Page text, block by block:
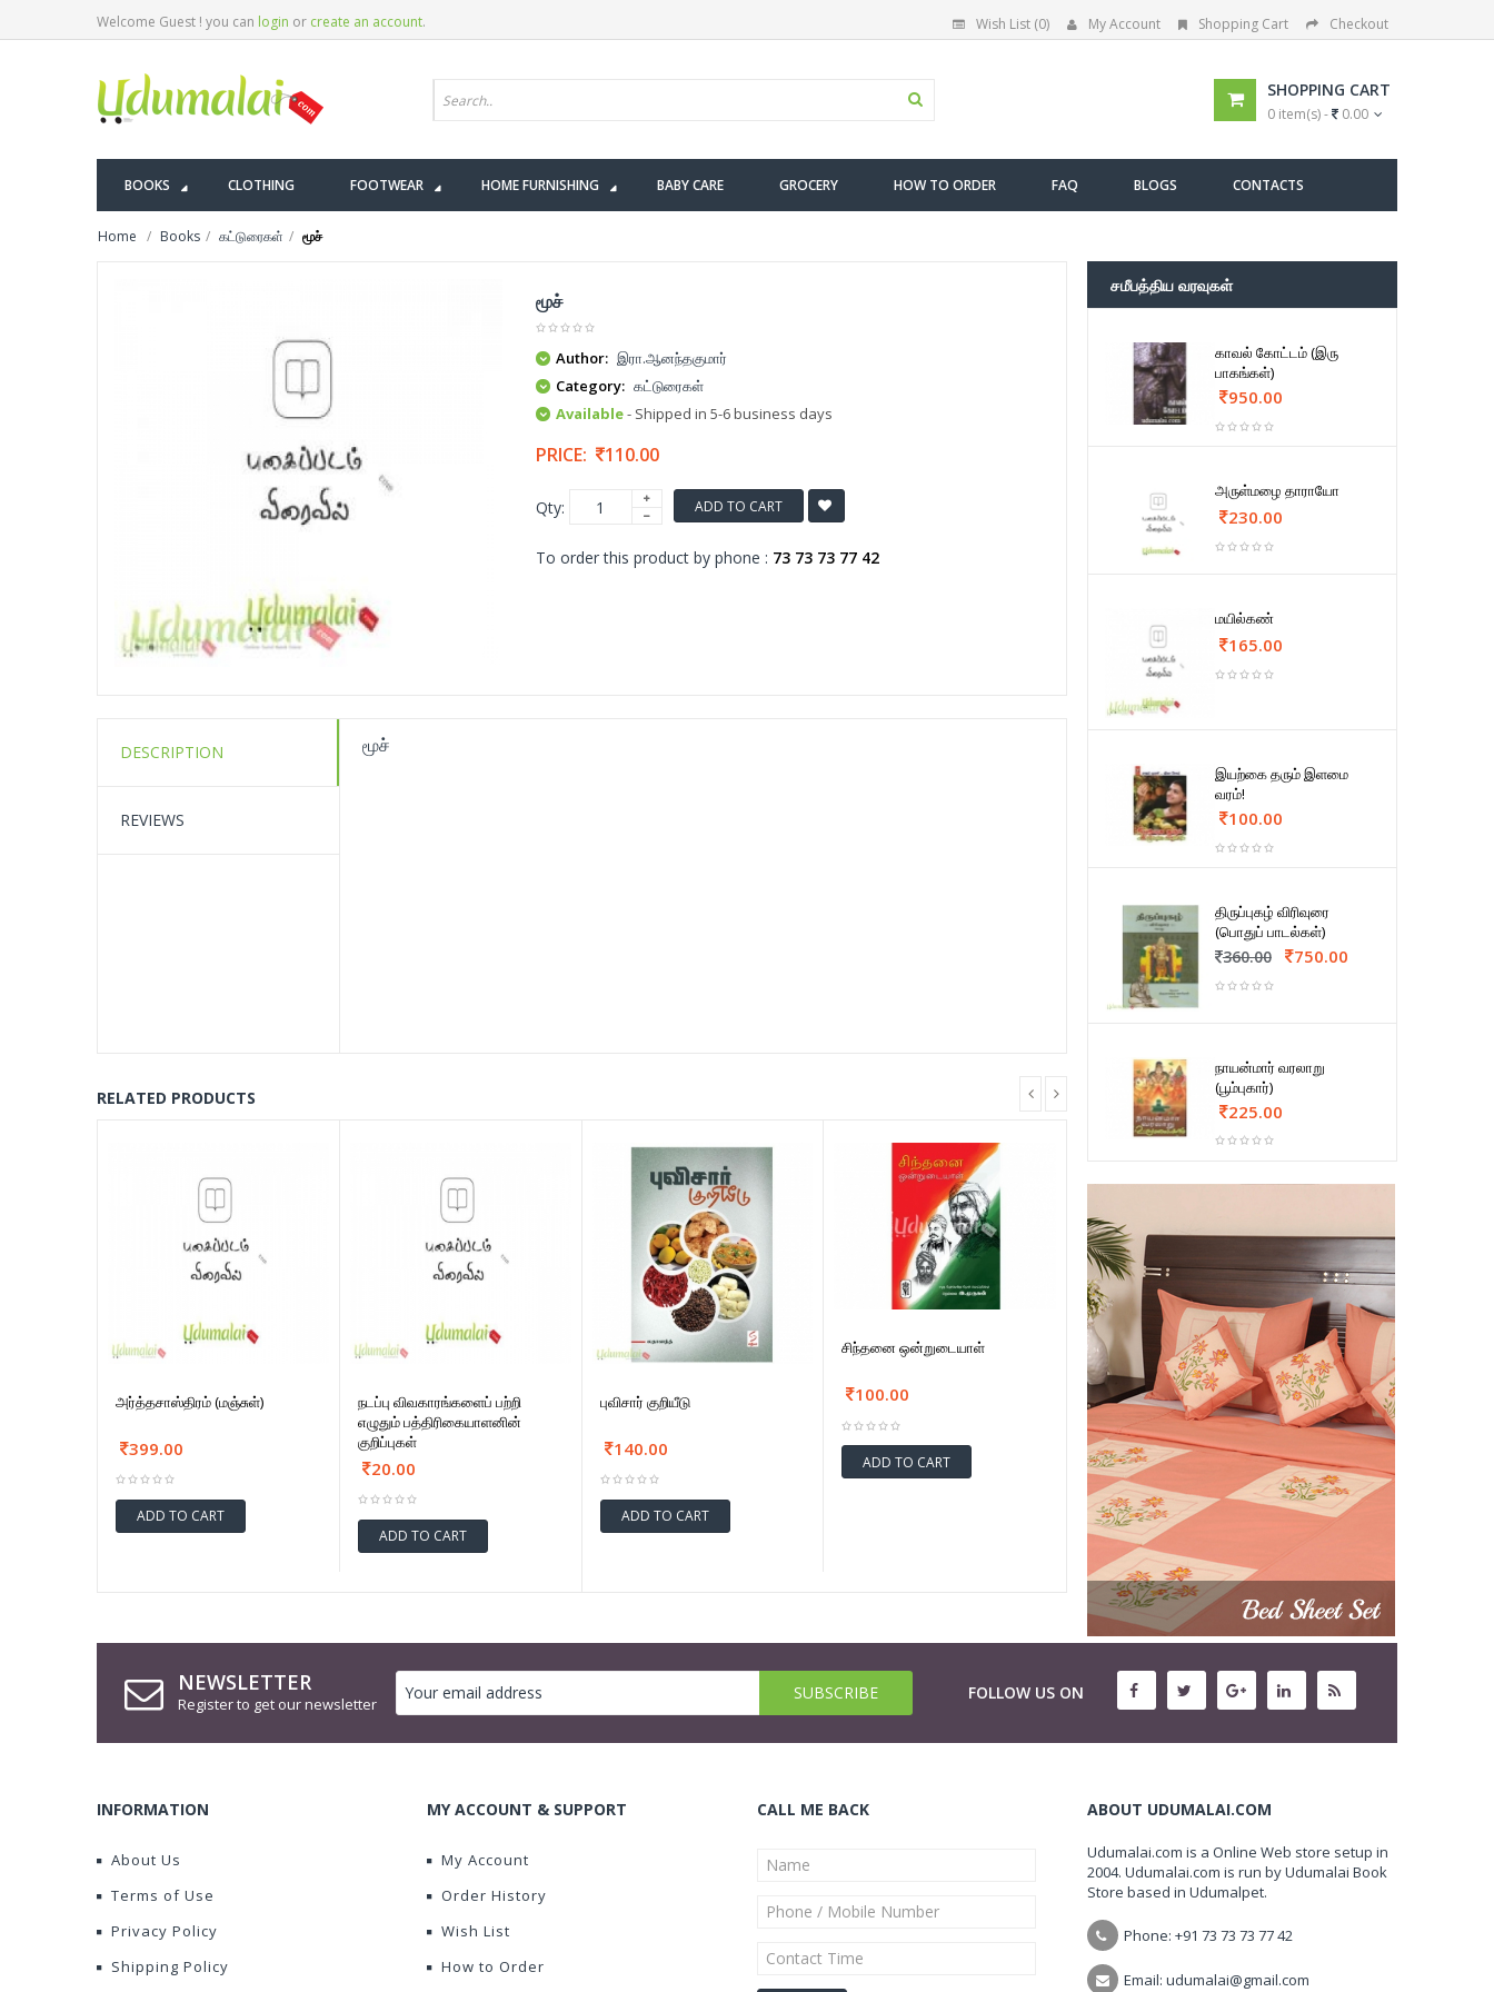
Welcome Guest ! you can login or create an account. Wish List (0) My Account Shopping Cart Checkout
SHOPPING CART
0 item(s) - 0.00
BOOKS CLOTHING FOOTWEAR HOME FURNISHING BABY CARE GROCERY HOW TO ORDER FAQ BLOGS CONTACTS
Home Books கட்டுரைகள் மூச்
மூச்
Author: இரா.ஆனந்தகுமார்
Category: கட்டுரைகள்
Available- Shipped in 5-6 business days
PRICE: 110.00
Qty: ADD TO CART
To order this product by phone : 73 73 73 77 42
DESCRIPTION
REVIEWS
மூச்
RELATED PRODUCTS
அர்த்தசாஸ்திரம் (மஞ்சுள்)
399.00
ADD TO CART
நடப்பு விவகாரங்களைப் பற்றி
எழுதும் பத்திரிகையாளனின்
குறிப்புகள்
20.00
ADD TO CART
புவிசார் குறியீடு
140.00
ADD TO CART
சிந்தனை ஒன்றுடையாள்
100.00
ADD TO CART
சமீபத்திய வரவுகள்
காவல் கோட்டம் (இரு
பாகங்கள்)
950.00
அருள்மழை தாராயோ
230.00
மயில்கண்
165.00
இயற்கை தரும் இளமை
வரம்!
100.00
திருப்புகழ் விரிவுரை
(பொதுப் பாடல்கள்)
360.00 750.00
நாயன்மார் வரலாறு
(பூம்புகார்)
225.00
NEWSLETTER
Register to get our newsletter
FOLLOW US ON
INFORMATION
About Us
Terms of Use
Privacy Policy
Shipping Policy
MY ACCOUNT & SUPPORT
My Account
Order History
Wish List
How to Order
CALL ME BACK ABOUT UDUMALAI.COM
Udumalai.com is a Online Web store setup in
2004. Udumalai.com is run by Udumalai Book
Store based in Udumalpet.
Phone: +91 73 73 73 77 42
Email: udumalai@gmail.com